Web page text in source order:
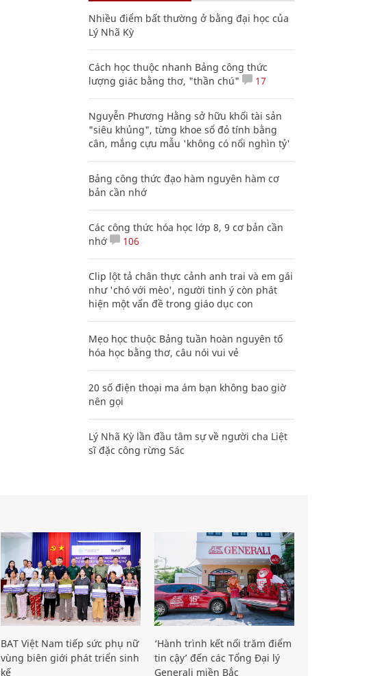
Nhiều điểm bất thường ở bằng đại học của
Lý Nhã Kỳ
Cách học thuộc nhanh Bảng công thức
lượng giác bằng thơ, "thần chú"
17
Nguyễn Phương Hằng sở hữu khối tài sản
"siêu khủng", từng khoe sổ đỏ tính bằng
cân, mắng cựu mẫu 'không có nổi nghìn tỷ'
Bảng công thức đạo hàm nguyên hàm cơ
bản cần nhớ
Các công thức hóa học lớp 8, 9 cơ bản cần
nhớ
106
Clip lột tả chân thực cảnh anh trai và em gái
như 'chó với mèo', người tinh ý còn phát
hiện một vấn đề trong giáo dục con
Mẹo học thuộc Bảng tuần hoàn nguyên tố
hóa học bằng thơ, câu nói vui vẻ
20 số điện thoại ma ám bạn không bao giờ
nên gọi
Lý Nhã Kỳ lần đầu tâm sự về người cha Liệt
sĩ đặc công rừng Sác
BAT Việt Nam tiếp sức phụ nữ
vùng biên giới phát triển sinh
kế
‘Hành trình kết nối trăm điểm
tin cậy’ đến các Tổng Đại lý
Generali miền Bắc